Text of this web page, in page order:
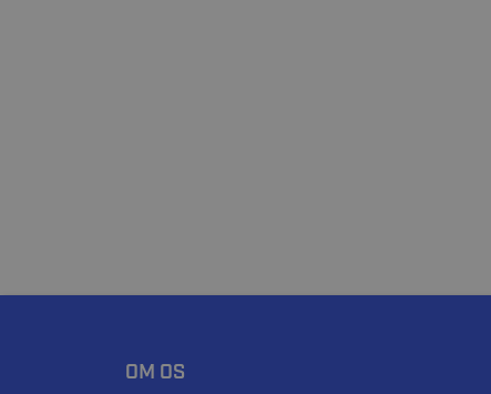
OM OS